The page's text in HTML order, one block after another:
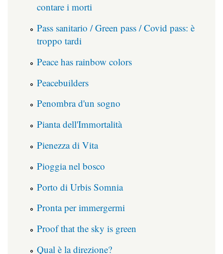
contare i morti
Pass sanitario / Green pass / Covid pass: è
troppo tardi
Peace has rainbow colors
Peacebuilders
Penombra d'un sogno
Pianta dell'Immortalità
Pienezza di Vita
Pioggia nel bosco
Porto di Urbis Somnia
Pronta per immergermi
Proof that the sky is green
Qual è la direzione?